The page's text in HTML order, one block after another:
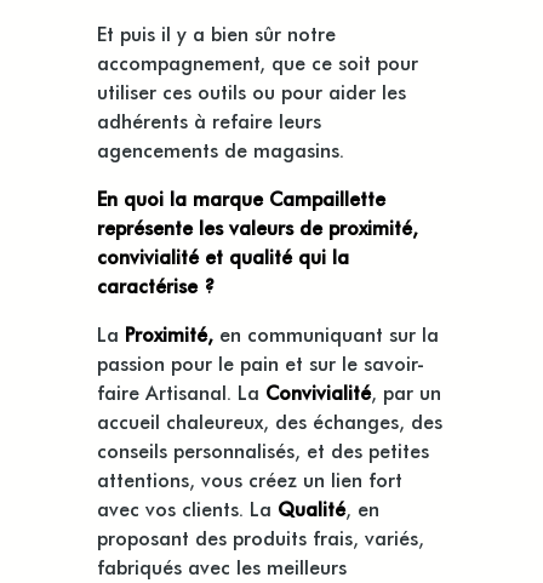
Et puis il y a bien sûr notre
accompagnement, que ce soit pour
utiliser ces outils ou pour aider les
adhérents à refaire leurs
agencements de magasins.
En quoi la marque Campaillette
représente les valeurs de proximité,
convivialité et qualité qui la
caractérise ?
La Proximité, en communiquant sur la
passion pour le pain et sur le savoir-
faire Artisanal. La Convivialité, par un
accueil chaleureux, des échanges, des
conseils personnalisés, et des petites
attentions, vous créez un lien fort
avec vos clients. La Qualité, en
proposant des produits frais, variés,
fabriqués avec les meilleurs